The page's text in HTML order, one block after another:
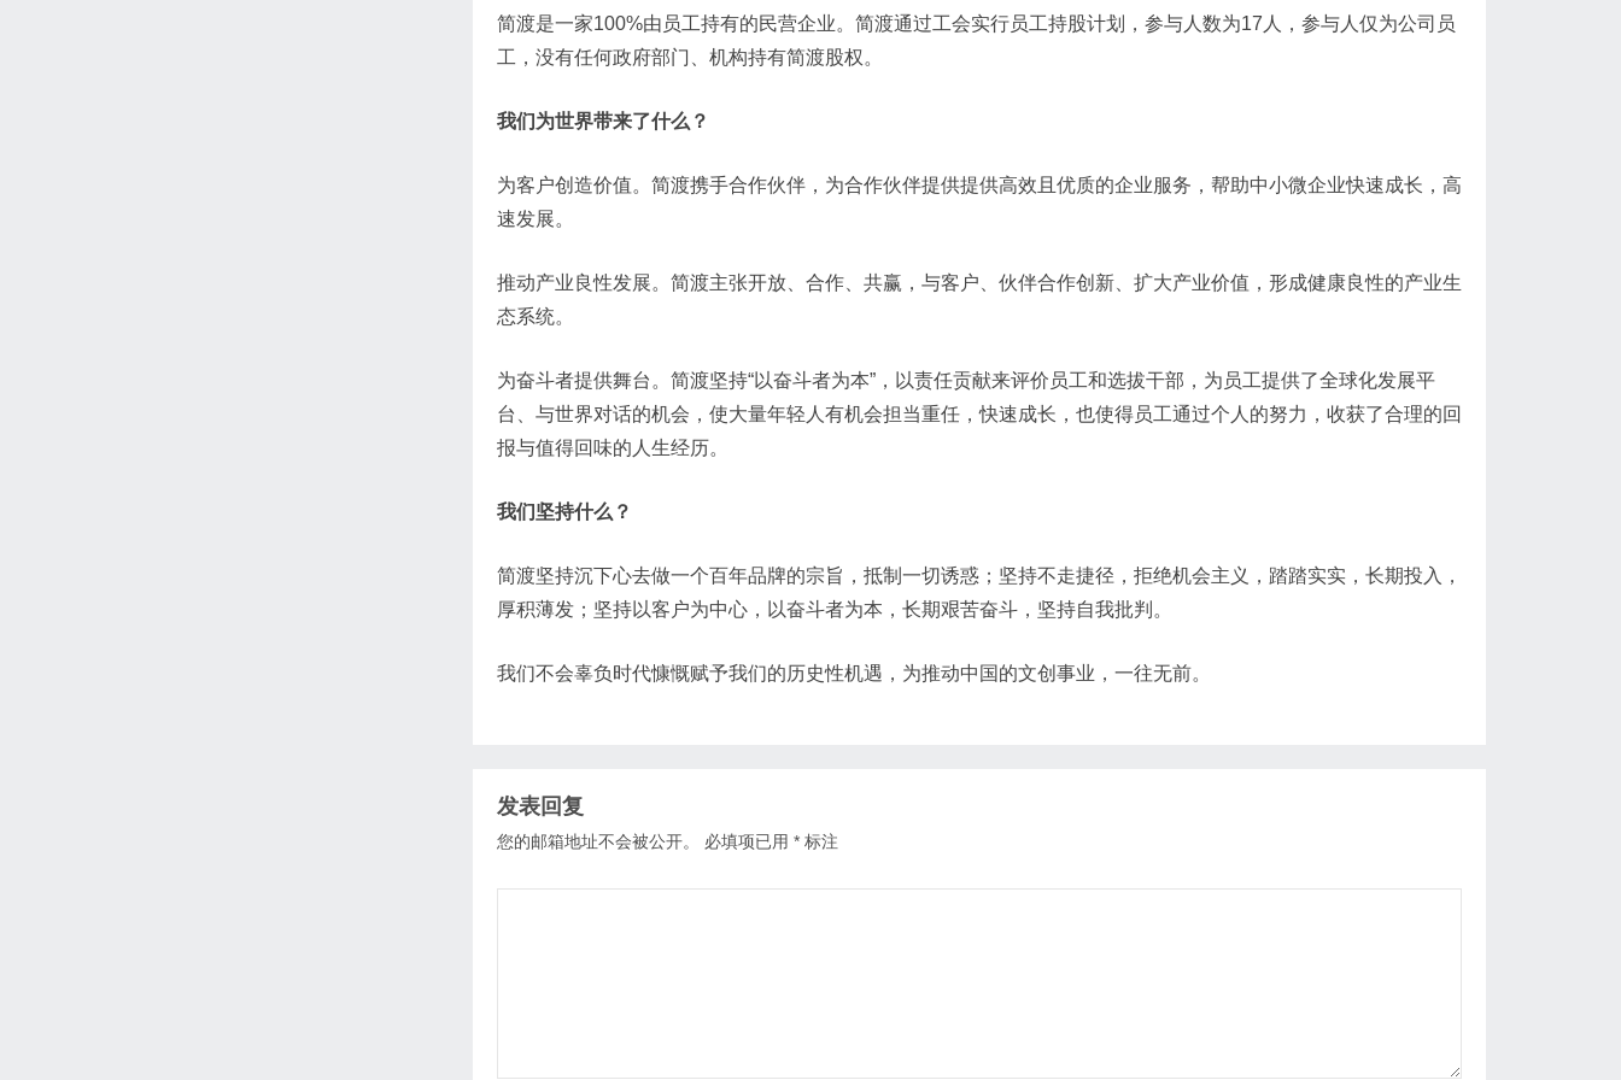
简渡是一家100%由员工持有的民营企业。简渡通过工会实行员工持股计划，参与人数为17人，参与人仅为公司员
工，没有任何政府部门、机构持有简渡股权。
我们为世界带来了什么？
为客户创造价值。简渡携手合作伙伴，为合作伙伴提供提供高效且优质的企业服务，帮助中小微企业快速成长，高
速发展。
推动产业良性发展。简渡主张开放、合作、共赢，与客户、伙伴合作创新、扩大产业价值，形成健康良性的产业生
态系统。
为奋斗者提供舞台。简渡坚持“以奋斗者为本”，以责任贡献来评价员工和选拔干部，为员工提供了全球化发展平
台、与世界对话的机会，使大量年轻人有机会担当重任，快速成长，也使得员工通过个人的努力，收获了合理的回
报与值得回味的人生经历。
我们坚持什么？
简渡坚持沉下心去做一个百年品牌的宗旨，抵制一切诱惑；坚持不走捷径，拒绝机会主义，踏踏实实，长期投入，
厚积薄发；坚持以客户为中心，以奋斗者为本，长期艰苦奋斗，坚持自我批判。
我们不会辜负时代慷慨赋予我们的历史性机遇，为推动中国的文创事业，一往无前。
发表回复
您的邮箱地址不会被公开。 必填项已用 * 标注